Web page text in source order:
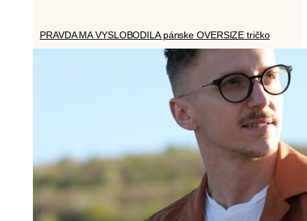
PRAVDA MA VYSLOBODILA pánske OVERSIZE tričko